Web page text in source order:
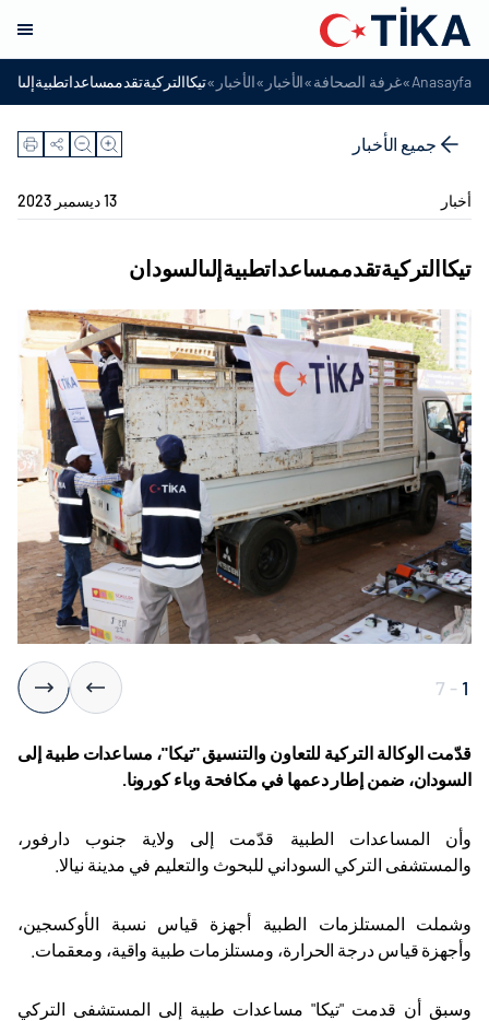
Anasayfa
»غرفة الصحافة»الأخبار »الأخبار »
جميع الأخبار
أخبار 13 ديسمبر 2023
تيكاالتركيةتقدممساعداتطبيةإلىالسودان
1
-
7
قدّمت الوكالة التركية للتعاون والتنسيق "تيكا"، مساعدات طبية إلى
السودان، ضمن إطار دعمها في مكافحة وباء كورونا
وأن المساعدات الطبية قدّمت إلى ولاية جنوب دارفور،
والمستشفى التركي السوداني للبحوث والتعليم في مدينة نيالا.
وشملت المستلزمات الطبية أجهزة قياس نسبة الأوكسجين،
وأجهزة قياس درجة الحرارة، ومستلزمات طبية واقية، ومعقمات
وسبق أن قدمت "تيكا" مساعدات طبية إلى المستشفى التركي